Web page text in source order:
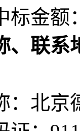
标金额
、联系
：北京